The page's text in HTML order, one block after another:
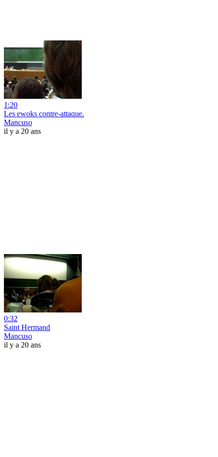
1:20
Les ewoks contre-attaque.
Mancuso
il y a 20 ans
0:32
Saint Hermand
Mancuso
il y a 20 ans